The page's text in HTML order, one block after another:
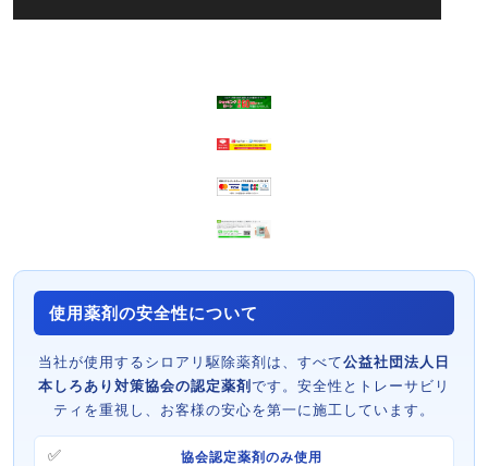
使用薬剤の安全性について
当社が使用するシロアリ駆除薬剤は、すべて公益社団法人日
本しろあり対策協会の認定薬剤 です。安全性とトレーサビリ
ティを重視し、お客様の安心を第一に施工しています。
協会認定薬剤のみ使用